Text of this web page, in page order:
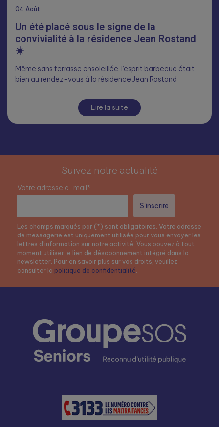
04 Août
Un été placé sous le signe de la
convivialité à la résidence Jean Rostand
☀️
Même sans terrasse ensoleillée, l’esprit barbecue était
bien au rendez-vous à la résidence Jean Rostand
Lire la suite
Suivez notre actualité
Votre adresse e-mail*
Les champs marqués par (*) sont obligatoires. Votre adresse
de messagerie est uniquement utilisée pour vous envoyer les
lettres d’information sur notre activité. Vous pouvez à tout
moment utiliser le lien de désabonnement intégré dans la
newsletter. Pour en savoir plus sur vos droits, veuillez
consulter la politique de confidentialité